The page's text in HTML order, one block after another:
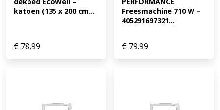
katoen (135 x 200 cm...
€ 78,99
Freesmachine 710 W –
405291697321...
€ 79,99